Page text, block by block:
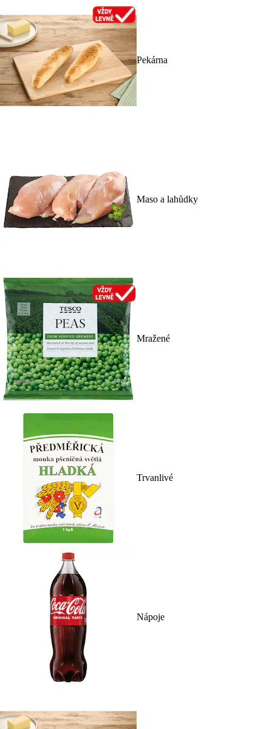
Pekárna
Maso a lahůdky
Mražené
Trvanlivé
Nápoje